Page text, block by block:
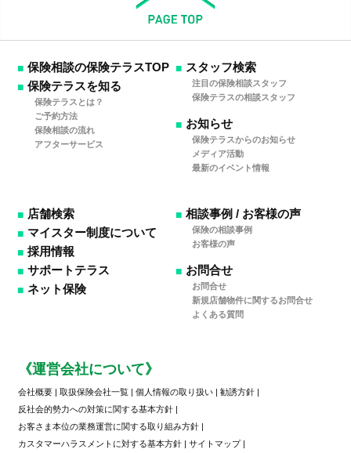
保険相談の保険テラスTOP
保険テラスを知る
保険テラスとは？
ご予約方法
保険相談の流れ
アフターサービス
スタッフ検索
注目の保険相談スタッフ
保険テラスの相談スタッフ
お知らせ
保険テラスからのお知らせ
メディア活動
最新のイベント情報
店舗検索
マイスター制度について
採用情報
サポートテラス
ネット保険
相談事例 / お客様の声
保険の相談事例
お客様の声
お問合せ
お問合せ
新規店舗物件に関するお問合せ
よくある質問
《運営会社について》
会社概要| 取扱保険会社一覧| 個人情報の取り扱い| 勧誘方針|
反社会的勢力への対策に関する基本方針|
お客さま本位の業務運営に関する取り組み方針|
カスタマーハラスメントに対する基本方針| サイトマップ|